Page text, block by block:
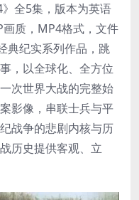
全5集，版本为英语
质，MP4格式，文件
典纪实系列作品，跳
，以全球化、全方位
次世界大战的完整始
影像，串联士兵与平
战争的悲剧内核与历
历史提供客观、立